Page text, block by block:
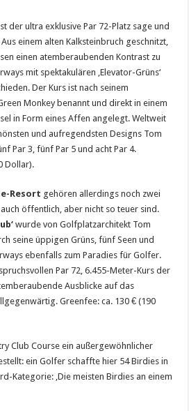
der ultra exklusive Par 72-Platz sage und
einem alten Kalksteinbruch geschnitzt,
einen atemberaubenden Kontrast zu
mit spektakulären ‚Elevator-Grüns‘
Der Kurs ist nach seinem
Monkey benannt und direkt in einem
in Form eines Affen angelegt. Weltweit
und aufregendsten Designs Tom
Par 3, fünf Par 5 und acht Par 4.
Dollar).
Resort gehören allerdings noch zwei
öffentlich, aber nicht so teuer sind.
wurde von Golfplatzarchitekt Tom
seine üppigen Grüns, fünf Seen und
ebenfalls zum Paradies für Golfer.
Par 72, 6.455-Meter-Kurs der
Ausblicke auf das
Greenfee: ca. 130 € (190
Club Course ein außergewöhnlicher
ein Golfer schaffte hier 54 Birdies in
Kategorie: ‚Die meisten Birdies an einem